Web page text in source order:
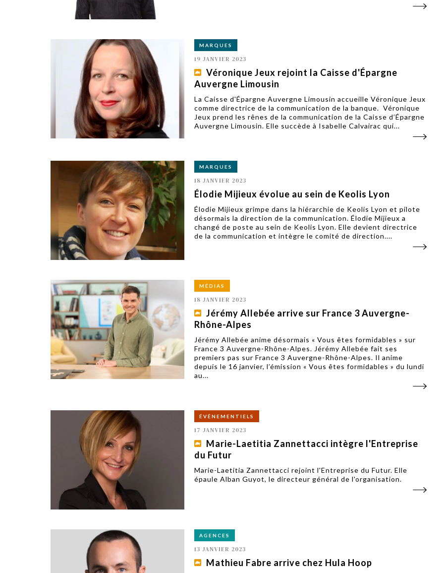
MARQUES
19 JANVIER 2023
Véronique Jeux rejoint la Caisse d'Épargne
Auvergne Limousin
La Caisse d'Épargne Auvergne Limousin accueille Véronique Jeux
comme directrice de la communication de la banque. Véronique
Jeux prend les rênes de la communication de la Caisse d’Épargne
Auvergne Limousin. Elle succède à Isabelle Calvairac qui...
MARQUES
18 JANVIER 2023
Élodie Mijieux évolue au sein de Keolis Lyon
Élodie Mijieux grimpe dans la hiérarchie de Keolis Lyon et pilote
désormais la direction de la communication. Élodie Mijieux a
changé de poste au sein de Keolis Lyon. Elle devient directrice
de la communication et intègre le comité de direction....
MÉDIAS
18 JANVIER 2023
Jérémy Allebée arrive sur France 3 Auvergne-
Rhône-Alpes
Jérémy Allebée anime désormais « Vous êtes formidables » sur
France 3 Auvergne-Rhône-Alpes. Jérémy Allebée fait ses
premiers pas sur France 3 Auvergne-Rhône-Alpes. Il anime
depuis le 16 janvier, l’émission « Vous êtes formidables » du lundi
au...
ÉVÉNEMENTIELS
17 JANVIER 2023
Marie-Laetitia Zannettacci intègre l'Entreprise
du Futur
Marie-Laetitia Zannettacci rejoint l'Entreprise du Futur. Elle
épaule Alban Guyot, le directeur général de l'organisation.
AGENCES
13 JANVIER 2023
Mathieu Fabre arrive chez Hula Hoop